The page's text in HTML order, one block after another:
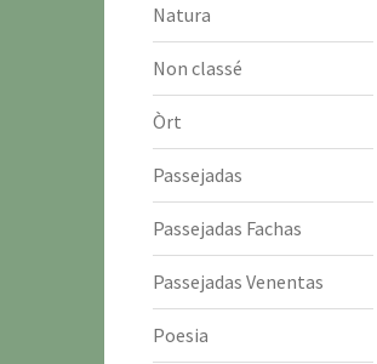
Natura
Non classé
Òrt
Passejadas
Passejadas Fachas
Passejadas Venentas
Poesia